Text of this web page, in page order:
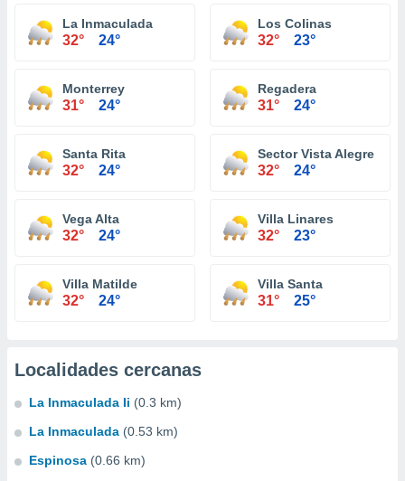
La Inmaculada
32° 24°
Los Colinas
32° 23°
Monterrey
31° 24°
Regadera
31° 24°
Santa Rita
32° 24°
Sector Vista Alegre
32° 24°
Vega Alta
32° 24°
Villa Linares
32° 23°
Villa Matilde
32° 24°
Villa Santa
31° 25°
Localidades cercanas
La Inmaculada Ii (0.3 km)
La Inmaculada (0.53 km)
Espinosa (0.66 km)